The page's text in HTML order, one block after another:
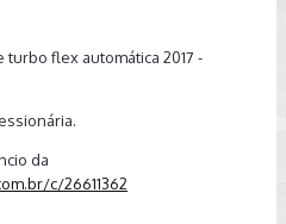
flex automática 2017 -
da
c/26611362